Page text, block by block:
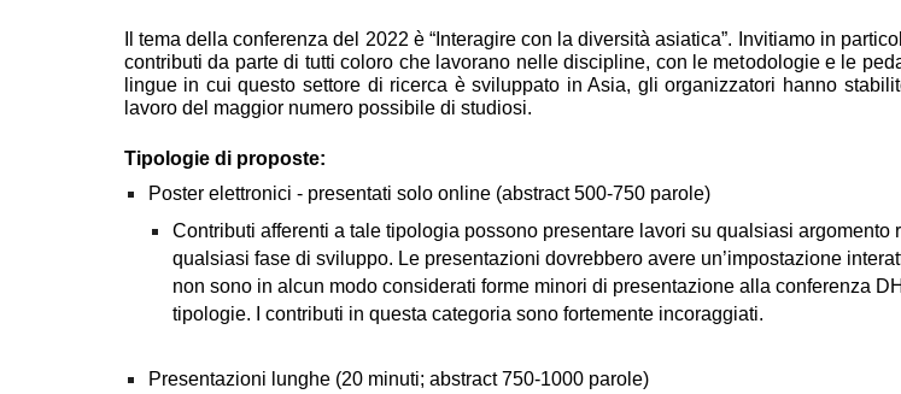
Il tema della conferenza del 2022 è “Interagire con la diversità asiatica”. Invitiamo in
contributi da parte di tutti coloro che lavorano nelle discipline, con le metodologie e le
lingue in cui questo settore di ricerca è sviluppato in Asia, gli organizzatori hanno
lavoro del maggior numero possibile di studiosi.
Tipologie di proposte:
Poster elettronici - presentati solo online (abstract 500-750 parole)
Contributi afferenti a tale tipologia possono presentare lavori su qualsiasi
qualsiasi fase di sviluppo. Le presentazioni dovrebbero avere un’impostazione
non sono in alcun modo considerati forme minori di presentazione alla conferenza
tipologie. I contributi in questa categoria sono fortemente incoraggiati.
Presentazioni lunghe (20 minuti; abstract 750-1000 parole)